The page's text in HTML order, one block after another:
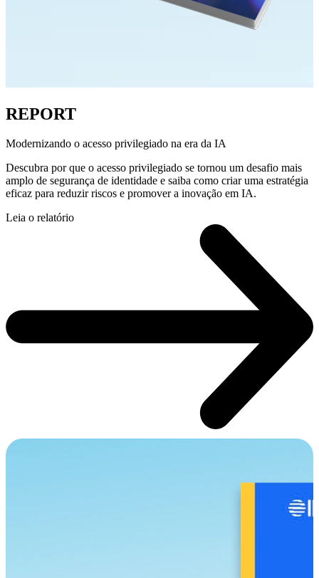
REPORT
Modernizando o acesso privilegiado na era da IA
Descubra por que o acesso privilegiado se tornou um desafio mais
amplo de segurança de identidade e saiba como criar uma estratégia
eficaz para reduzir riscos e promover a inovação em IA.
Leia o relatório